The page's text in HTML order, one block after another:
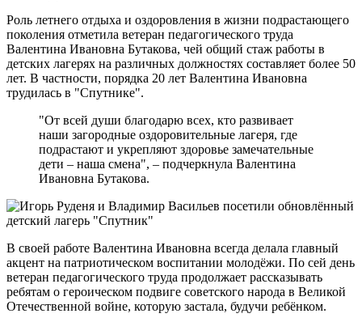
Роль летнего отдыха и оздоровления в жизни подрастающего
поколения отметила ветеран педагогического труда
Валентина Ивановна Бутакова, чей общий стаж работы в
детских лагерях на различных должностях составляет более 50
лет. В частности, порядка 20 лет Валентина Ивановна
трудилась в "Спутнике".
"От всей души благодарю всех, кто развивает
наши загородные оздоровительные лагеря, где
подрастают и укрепляют здоровье замечательные
дети – наша смена", – подчеркнула Валентина
Ивановна Бутакова.
В своей работе Валентина Ивановна всегда делала главный
акцент на патриотическом воспитании молодёжи. По сей день
ветеран педагогического труда продолжает рассказывать
ребятам о героическом подвиге советского народа в Великой
Отечественной войне, которую застала, будучи ребёнком.